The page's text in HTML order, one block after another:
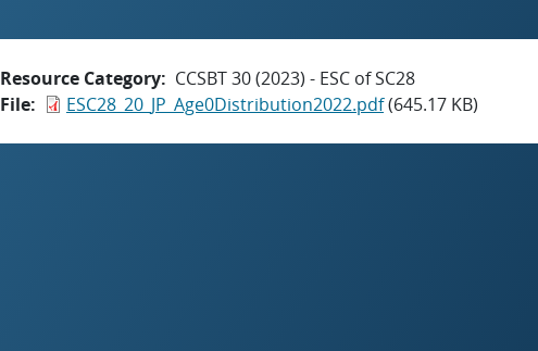
Resource Category
CCSBT 30 (2023) - ESC of SC28
File
ESC28_20_JP_Age0Distribution2022.pdf(645.17 KB)